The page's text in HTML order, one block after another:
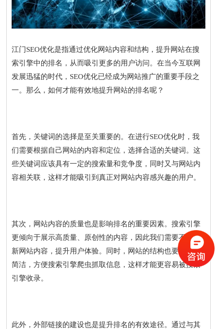
江门SEO优化是指通过优化网站内容和结构，提升网站在搜
索引擎中的排名，从而吸引更多的用户访问。在当今互联网
发展迅猛的时代，SEO优化已经成为网站推广的重要手段之
一。那么，如何才能有效地提升网站的排名呢？
首先，关键词的选择是至关重要的。在进行SEO优化时，我
们需要根据自己网站的内容和定位，选择合适的关键词。这
些关键词应该具有一定的搜索量和竞争度，同时又与网站内
容相关联，这样才能吸引到真正对网站内容感兴趣的用户。
其次，网站内容的质量也是影响排名的重要因素。搜索引擎
更倾向于展示高质量、原创性的内容，因此我们需要不断更
新网站内容，提升用户体验。同时，网站的结构也要清晰、
简洁，方便搜索引擎爬虫抓取信息，这样才能更容易被搜索
引擎收录。
此外，外部链接的建设也是提升排名的有效途径。通过与其